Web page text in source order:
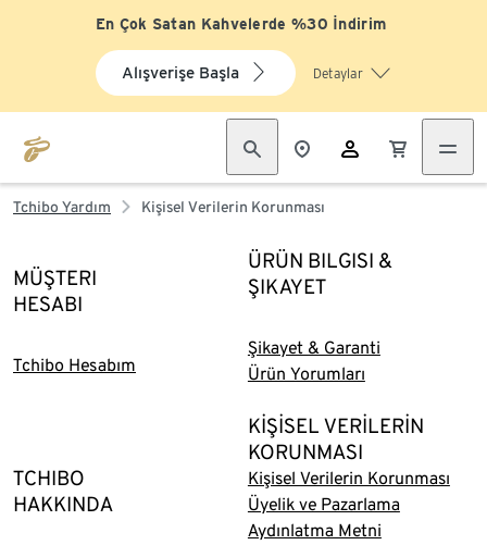
En Çok Satan Kahvelerde %30 İndirim
Alışverişe Başla Detaylar
Tchibo Yardım Kişisel Verilerin Korunması
MÜŞTERI
HESABI
Tchibo Hesabım
ÜRÜN BILGISI &
ŞIKAYET
Şikayet & Garanti
Ürün Yorumları
TCHIBO
HAKKINDA
KİŞİSEL VERİLERİN
KORUNMASI
Kişisel Verilerin Korunması
Üyelik ve Pazarlama
Aydınlatma Metni